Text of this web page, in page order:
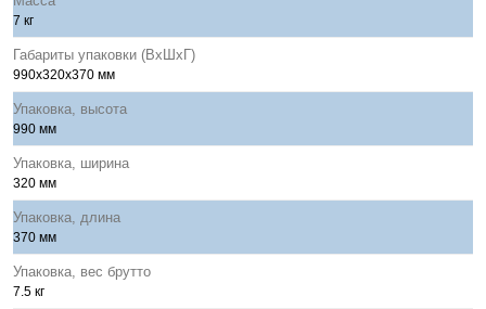
7 кг
Габариты упаковки (ВхШхГ)
990x320х370 мм
Упаковка, высота
990 мм
Упаковка, ширина
320 мм
Упаковка, длина
370 мм
Упаковка, вес брутто
7.5 кг